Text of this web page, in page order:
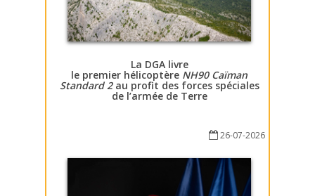
La DGA livre
le premier hélicoptère NH90 Caïman
Standard 2au profit des forces spéciales
de l’armée de Terre
26-07-2026